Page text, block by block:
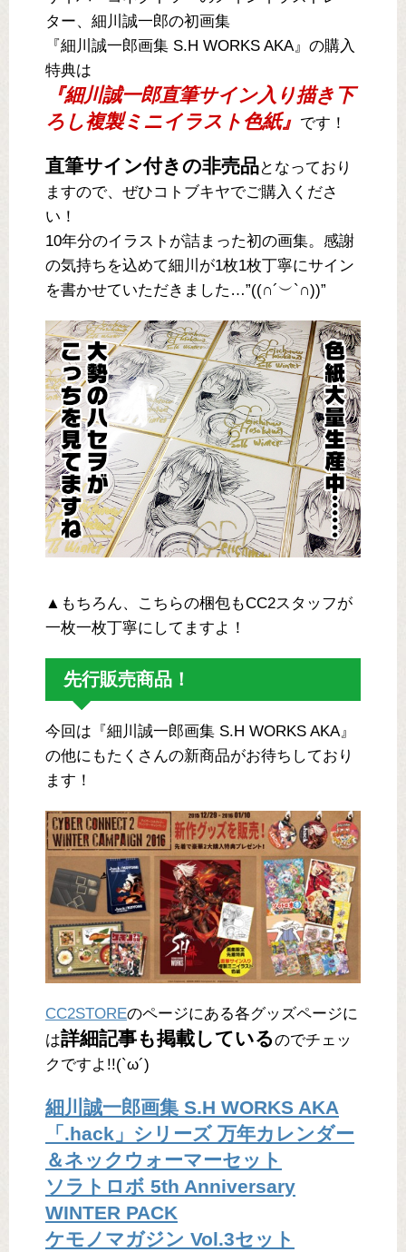
ター、細川誠一郎の初画集
『細川誠一郎画集 S.H WORKS AKA』の購入
特典は
『細川誠一郎直筆サイン入り描き下
ろし複製ミニイラスト色紙』 です！
直筆サイン付きの非売品となっており
ますので、ぜひコトブキヤでご購入くださ
い！
10年分のイラストが詰まった初の画集。感謝
の気持ちを込めて細川が1枚1枚丁寧にサイン
を書かせていただきました…”((∩´︶`∩))”
▲もちろん、こちらの梱包もCC2スタッフが
一枚一枚丁寧にしてますよ！
先行販売商品！
今回は『細川誠一郎画集 S.H WORKS AKA』
の他にもたくさんの新商品がお待ちしており
ます！
CC2STOREのページにある各グッズページに
は詳細記事も掲載しているのでチェッ
クですよ!!(`ω´)
細川誠一郎画集 S.H WORKS AKA
「.hack」シリーズ 万年カレンダー
＆ネックウォーマーセット
ソラトロボ 5th Anniversary
WINTER PACK
ケモノマガジン Vol.3セット